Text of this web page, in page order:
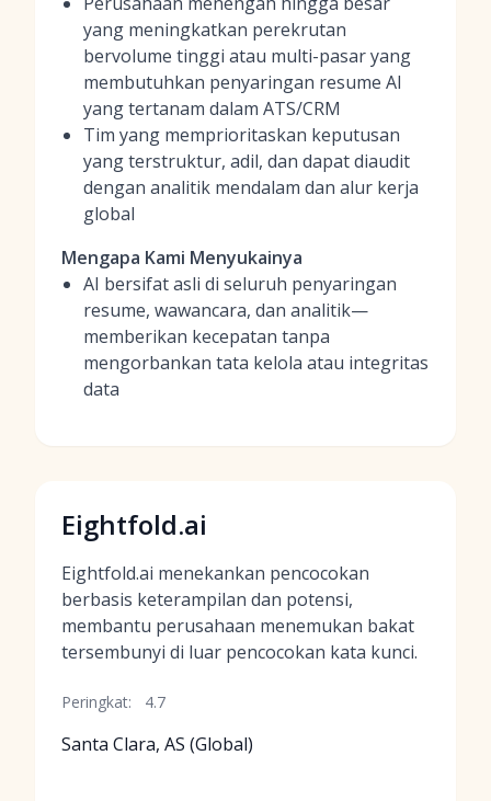
yang meningkatkan perekrutan
bervolume tinggi atau multi-pasar yang
membutuhkan penyaringan resume AI
yang tertanam dalam ATS/CRM
Tim yang memprioritaskan keputusan
yang terstruktur, adil, dan dapat diaudit
dengan analitik mendalam dan alur kerja
global
Mengapa Kami Menyukainya
AI bersifat asli di seluruh penyaringan
resume, wawancara, dan analitik—
memberikan kecepatan tanpa
mengorbankan tata kelola atau integritas
data
Eightfold.ai
Eightfold.ai menekankan pencocokan
berbasis keterampilan dan potensi,
membantu perusahaan menemukan bakat
tersembunyi di luar pencocokan kata kunci.
Peringkat: 4.7
Santa Clara, AS (Global)